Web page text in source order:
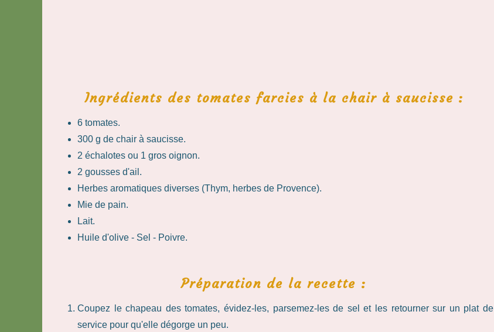
Ingrédients des tomates farcies à la chair à saucisse :
6 tomates.
300 g de chair à saucisse.
2 échalotes ou 1 gros oignon.
2 gousses d'ail.
Herbes aromatiques diverses (Thym, herbes de Provence).
Mie de pain.
Lait.
Huile d'olive - Sel - Poivre.
Préparation de la recette :
Coupez le chapeau des tomates, évidez-les, parsemez-les de sel et les retourner sur un plat de
service pour qu'elle dégorge un peu.